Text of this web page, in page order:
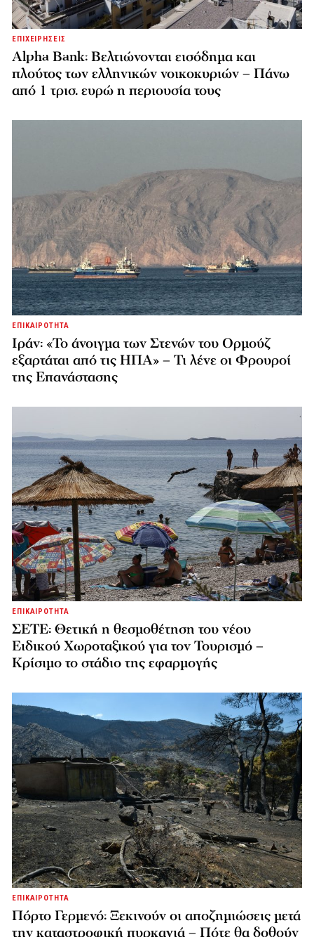
ΕΠΙΧΕΙΡΗΣΕΙΣ
Alpha Bank: Βελτιώνονται εισόδημα και
πλούτος των ελληνικών νοικοκυριών – Πάνω
από 1 τρισ. ευρώ η περιουσία τους
ΕΠΙΚΑΙΡΟΤΗΤΑ
Ιράν: «Το άνοιγμα των Στενών του Ορμούζ
εξαρτάται από τις ΗΠΑ» – Τι λένε οι Φρουροί
της Επανάστασης
ΕΠΙΚΑΙΡΟΤΗΤΑ
ΣΕΤΕ: Θετική η θεσμοθέτηση του νέου
Ειδικού Χωροταξικού για τον Τουρισμό –
Κρίσιμο το στάδιο της εφαρμογής
ΕΠΙΚΑΙΡΟΤΗΤΑ
Πόρτο Γερμενό: Ξεκινούν οι αποζημιώσεις μετά
την καταστροφική πυρκαγιά – Πότε θα δοθούν